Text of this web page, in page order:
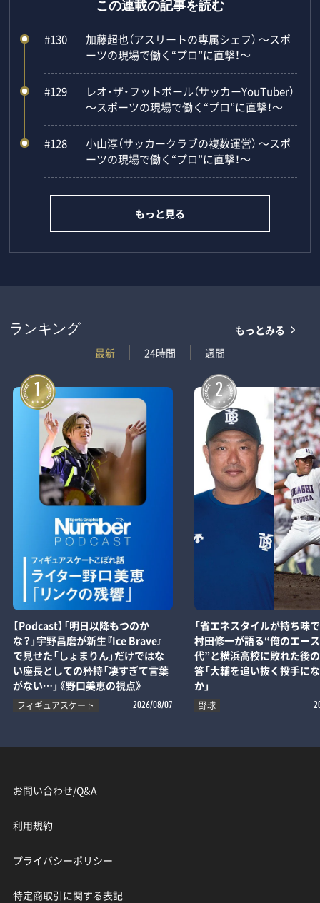
この連載の記事を読む
#130
加藤超也（アスリートの専属シェフ） ～スポ
ーツの現場で働く“プロ”に直撃！～
#129
レオ・ザ・フットボール（サッカーYouTuber）
～スポーツの現場で働く“プロ”に直撃！～
#128
小山淳（サッカークラブの複数運営） ～スポ
ーツの現場で働く“プロ”に直撃！～
もっと見る
ランキング
最新
24時間 週間
もっとみる
1
【Podcast】「明日以降もつのか
な？」宇野昌磨が新生『Ice Brave』
で見せた「しょまりん」だけではな
い座長としての矜持「凄すぎて言葉
がない…」《野口美恵の視点》
フィギュアスケート 2026/08/07
2
「省エネスタイルが持ち味
村田修一が語る“俺のエー
代”と横浜高校に敗れた後
答「大輔を追い抜く投手に
か」
野球
お問い合わせ/Q&A
利用規約
プライバシーポリシー
特定商取引に関する表記